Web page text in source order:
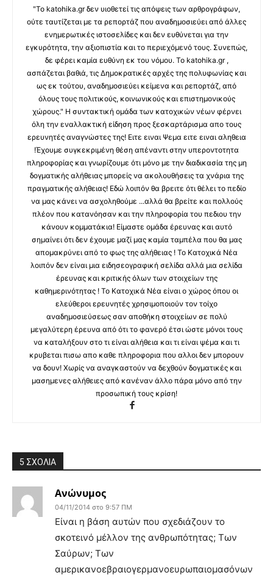
"Το katohika.gr δεν υιοθετεί τις απόψεις των αρθρογράφων,
ούτε ταυτίζεται με τα ρεπορτάζ που αναδημοσιεύει από άλλες
ενημερωτικές ιστοσελίδες και δεν ευθύνεται για την
εγκυρότητα, την αξιοπιστία και το περιεχόμενό τους. Συνεπώς,
δε φέρει καμία ευθύνη εκ του νόμου. Το katohika.gr ,
ασπάζεται βαθιά, τις Δημοκρατικές αρχές της πολυφωνίας και
ως εκ τούτου, αναδημοσιεύει κείμενα και ρεπορτάζ, από
όλους τους πολιτικούς, κοινωνικούς και επιστημονικούς
χώρους." Η συντακτική ομάδα των κατοχικών νέων φέρνει
όλη την εναλλακτική είδηση προς ξεσκαρτάρισμα απο τους
ερευνητές αναγνώστες της! Ειτε ειναι Ψεμα ειτε ειναι αληθεια
!Έχουμε συγκεκριμένη θέση απέναντι στην υπεροντοτητα
πληροφορίας και γνωρίζουμε ότι μόνο με την διαδικασία της μη
δογματικής αλήθειας μπορείς να ακολουθήσεις τα χνάρια της
πραγματικής αλήθειας! Εδώ λοιπόν θα βρειτε ότι θέλει το πεδίο
να μας κάνει να ασχοληθούμε ...αλλά θα βρείτε και πολλούς
πλέον που κατανόησαν και την πληροφορία του πεδιου την
κάνουν κομματάκια! Είμαστε ομάδα έρευνας και αυτό
σημαίνει ότι δεν έχουμε μαζί μας καμία ταμπέλα που θα μας
απομακρύνει από το φως της αλήθειας ! Το Κατοχικά Νέα
λοιπόν δεν είναι μια ειδησεογραφική σελίδα αλλά μια σελίδα
έρευνας και κριτικής όλων των στοιχείων της
καθημερινότητας ! Το Κατοχικά Νέα είναι ο χώρος όπου οι
ελεύθεροι ερευνητές χρησιμοποιούν τον τοίχο
αναδημοσιεύσεως σαν αποθήκη στοιχείων σε πολύ
μεγαλύτερη έρευνα από ότι το φανερό έτσι ώστε μόνοι τους
να καταλήξουν στο τι είναι αλήθεια και τι είναι ψέμα και τι
κρυβεται πισω απο καθε πληροφορια που αλλοι δεν μπορουν
να δουν! Χωρίς να αναγκαστούν να δεχθούν δογματικές και
μασημενες αλήθειες από κανέναν άλλο πάρα μόνο από την
προσωπική τους κρίση!
5 ΣΧΟΛΙΑ
Ανώνυμος
04/11/2014 στο 9:57 ΠΜ
Είναι η βάση αυτών που σχεδιάζουν το
σκοτεινό μέλλον της ανθρωπότητας; Των
Σαύρων; Των
αμερικανοεβραιογερμανοευρωπαιομασόνων